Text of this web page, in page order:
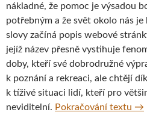
nákladné, že pomoc je výsadou
potřebným a že svět okolo nás je
slovy začíná popis webové
jejíž název přesně vystihuje
doby, kteří své dobrodružné
k poznání a rekreaci, ale chtějí
k tíživé situaci lidí, kteří pro
neviditelní. Pokračování textu →